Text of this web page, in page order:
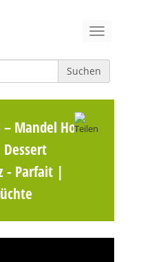
Suchen
– Mandel Honig
- Parfait |